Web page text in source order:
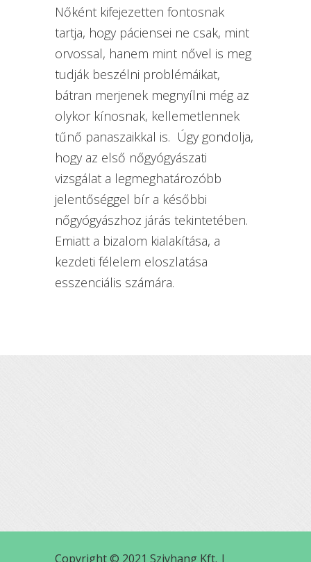
Nőként kifejezetten fontosnak
tartja, hogy páciensei ne csak, mint
orvossal, hanem mint nővel is meg
tudják beszélni problémáikat,
bátran merjenek megnyílni még az
olykor kínosnak, kellemetlennek
tűnő panaszaikkal is. Úgy gondolja,
hogy az első nőgyógyászati
vizsgálat a legmeghatározóbb
jelentőséggel bír a későbbi
nőgyógyászhoz járás tekintetében.
Emiatt a bizalom kialakítása, a
kezdeti félelem eloszlatása
esszenciális számára.
Copyright © 2021 Szivhang Kft. |